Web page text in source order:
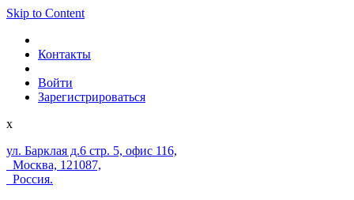
Skip to Content
Контакты
Войти
Зарегистрироваться
x
ул. Барклая д.6 стр. 5, офис 116,
Москва, 121087,
Россия.